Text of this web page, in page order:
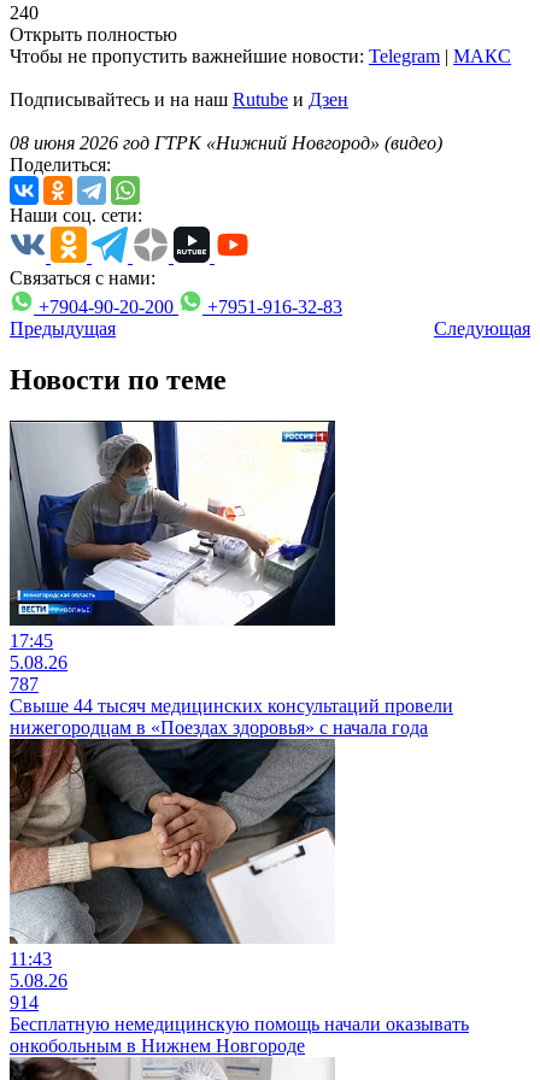
240
Открыть полностью
Чтобы не пропустить важнейшие новости: Telegram | MAКС
Подписывайтесь и на наш Rutube и Дзен
08 июня 2026 год ГТРК «Нижний Новгород» (видео)
Поделиться:
Наши соц. сети:
Связаться с нами:
+7904-90-20-200
+7951-916-32-83
Предыдущая
Следующая
Новости по теме
17:45
5.08.26
787
Свыше 44 тысяч медицинских консультаций провели
нижегородцам в «Поездах здоровья» с начала года
11:43
5.08.26
914
Бесплатную немедицинскую помощь начали оказывать
онкобольным в Нижнем Новгороде